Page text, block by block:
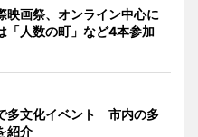
映画祭、オンライン中心に
人数の町」など4本参加
多文化イベント 市内の多
紹介